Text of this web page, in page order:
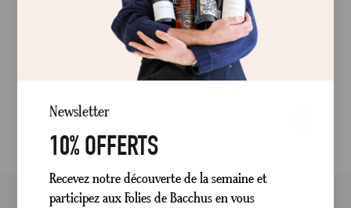
Recevez notredécouverte de la semaine
participez auxFolies de Bacchus
concours mensuel)
Newsletter
10% OFFERTS
Recevez notre découverte de la semaine et
participez aux Folies de Bacchus en vous